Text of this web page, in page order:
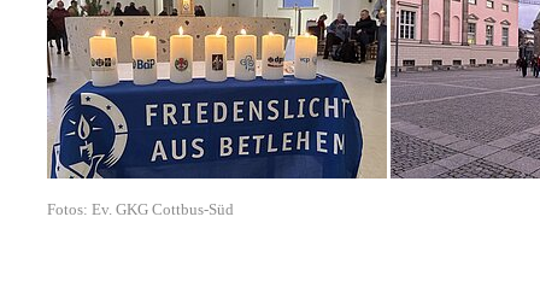
Fotos: Ev. GKG Cottbus-Süd